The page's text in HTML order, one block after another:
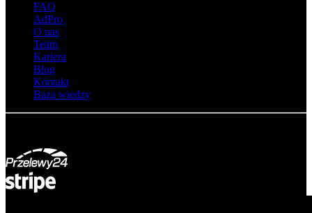
FAQ
AdPro
O nas
Team
Kariera
Blog
Kontakt
Baza wiedzy